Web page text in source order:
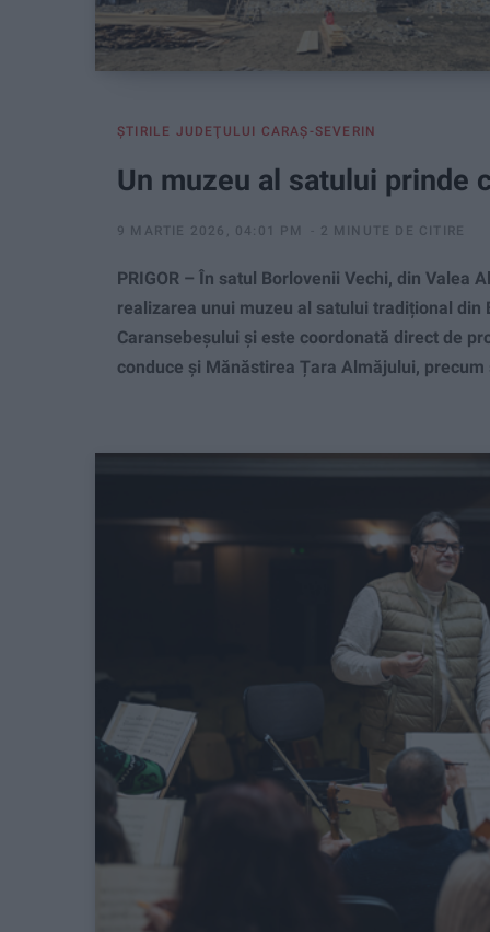
ŞTIRILE JUDEŢULUI CARAŞ-SEVERIN
Un muzeu al satului prinde
9 MARTIE 2026, 04:01 PM 2 MINUTE DE CITIRE
PRIGOR – În satul Borlovenii Vechi, din Valea
realizarea unui muzeu al satului tradițional
Caransebeșului și este coordonată direct de
conduce și Mănăstirea Țara Almăjului,